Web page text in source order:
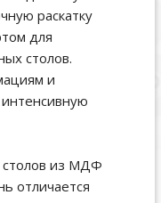
раскатку
для
столов.
и
столов из МДФ
отличается